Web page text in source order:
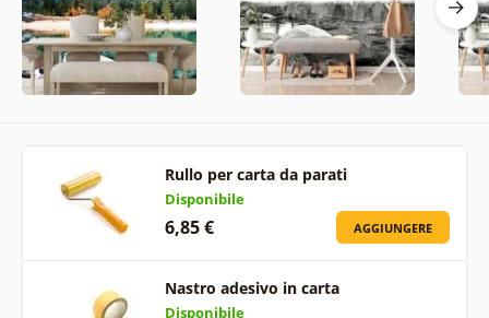
Rullo per carta da parati
Disponibile
6,85 € AGGIUNGERE
Nastro adesivo in carta
Disponibile